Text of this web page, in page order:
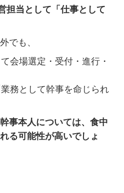
担当として「仕事として
でも、
会場選定・受付・進行・
務として幹事を命じられ
事本人については、食中
る可能性が高いでしょ